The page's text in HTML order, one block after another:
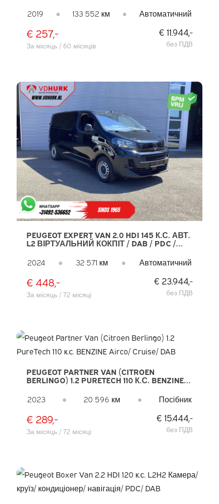
2019
● 133 552 км ● Автоматичний
€ 257,-
За місяць / 60 місяців
€ 11.944,-
без ПДВ
PEUGEOT EXPERT VAN 2.0 HDI 145 К.С. АВТ.
L2 ВІРТУАЛЬНИЙ КОКПІТ / DAB / PDC /
2024
● 32 571 км ● Автоматичний
€ 448,-
За місяць / 72 місяці
€ 23.944,-
без ПДВ
PEUGEOT PARTNER VAN (CITROEN
BERLINGO) 1.2 PURETECH 110 К.С. BENZINE
2023
● 20 596 км ● Посібник
€ 289,-
За місяць / 72 місяці
€ 15.444,-
без ПДВ